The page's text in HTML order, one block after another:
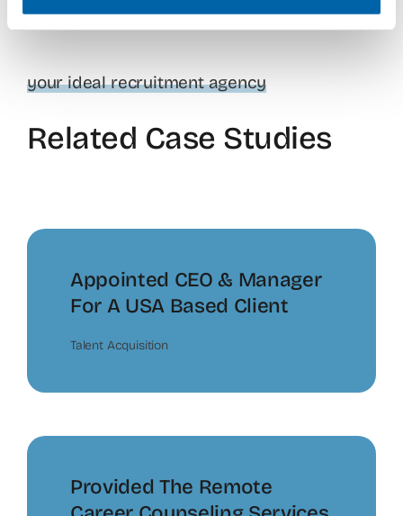
your ideal recruitment agency
Related Case Studies
Appointed CEO & Manager
For A USA Based Client
Talent Acquisition
Provided The Remote